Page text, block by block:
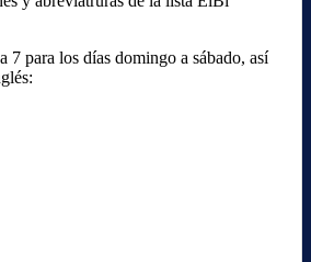
7 para los días domingo a sábado, así